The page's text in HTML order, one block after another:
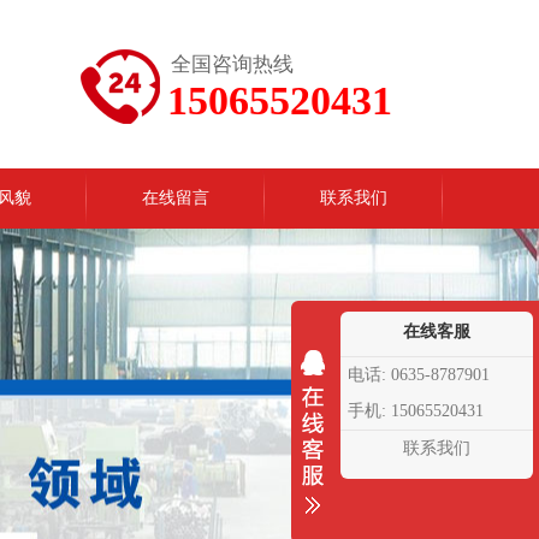
全国咨询热线
15065520431
貌 在线留言 联系我们
在线客服
电话: 0635-8787901
手机: 15065520431
联系我们